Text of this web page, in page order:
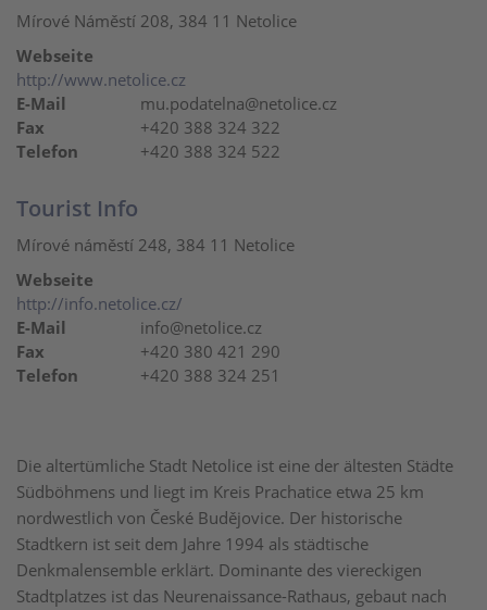
Die altertümliche Stadt Netolice ist eine der ältesten Städte
Südböhmens und liegt im Kreis Prachatice etwa 25 km
nordwestlich von České Budějovice. Der historische
Stadtkern ist seit dem Jahre 1994 als städtische
Denkmalensemble erklärt. Dominante des viereckigen
Stadtplatzes ist das Neurenaissance-Rathaus, gebaut nach
Mírové Náměstí 208, 384 11 Netolice
Webseite
http://www.netolice.cz
E-Mail
mu.podatelna@netolice.cz
Fax
+420 388 324 322
Telefon
+420 388 324 522
Tourist Info
Mírové náměstí 248, 384 11 Netolice
Webseite
http://info.netolice.cz/
E-Mail
info@netolice.cz
Fax
+420 380 421 290
Telefon
+420 388 324 251